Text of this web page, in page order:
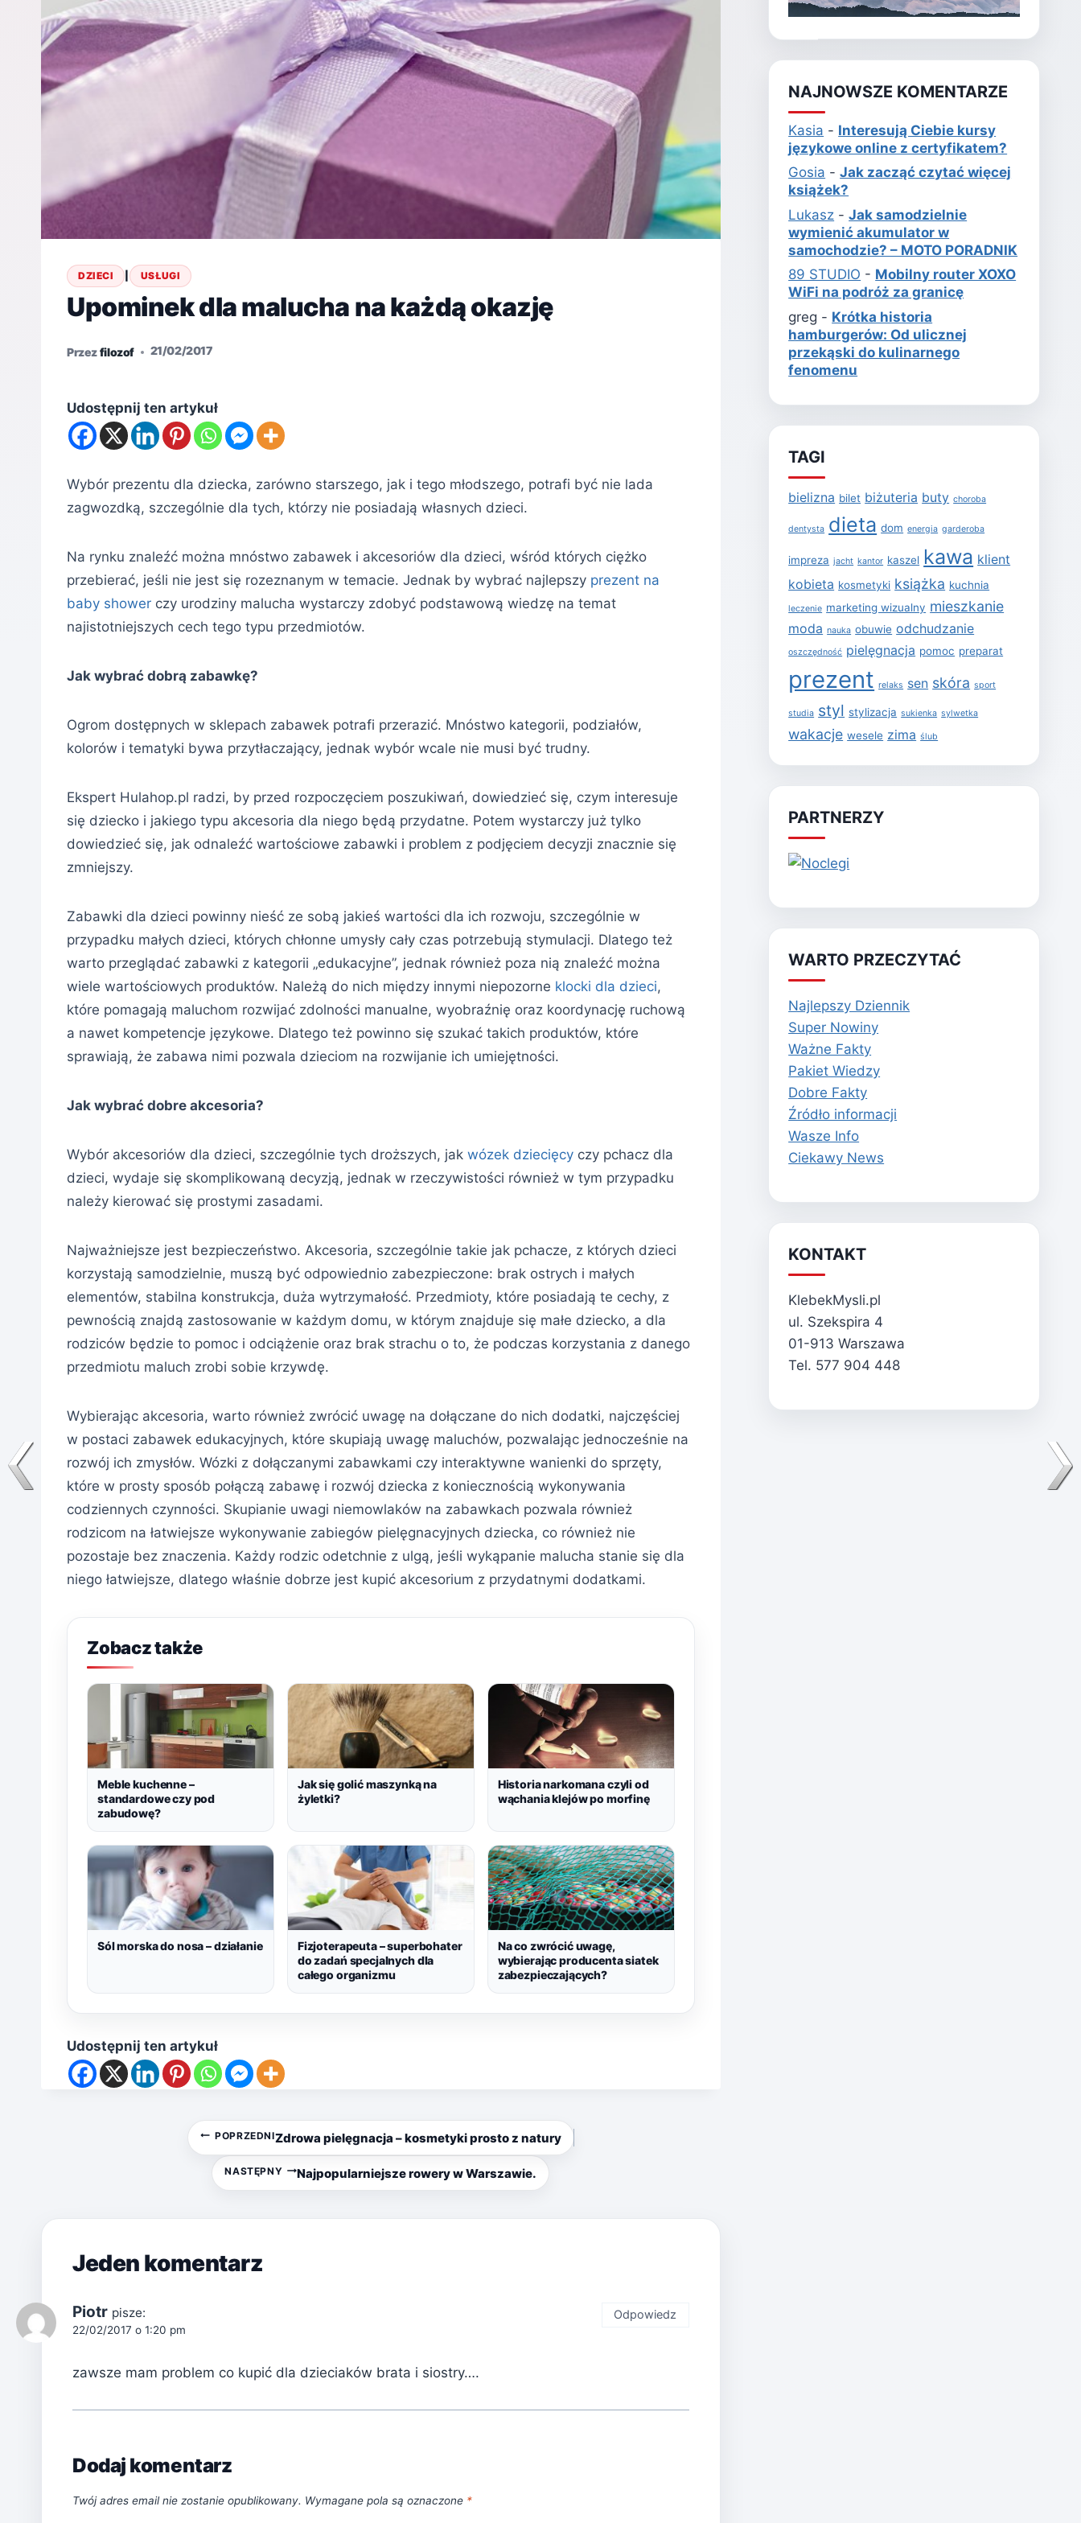
DZIECI USŁUGI
Upominek dla malucha na każdą okazję
Przezfilozof 21/02/2017
Udostępnij ten artykuł
Wybór prezentu dla dziecka, zarówno starszego, jak i tego młodszego, potrafi być nie lada
zagwozdką, szczególnie dla tych, którzy nie posiadają własnych dzieci.
Na rynku znaleźć można mnóstwo zabawek i akcesoriów dla dzieci, wśród których ciężko
przebierać, jeśli nie jest się rozeznanym w temacie. Jednak by wybrać najlepszy prezent na
baby shower czy urodziny malucha wystarczy zdobyć podstawową wiedzę na temat
najistotniejszych cech tego typu przedmiotów.
Jak wybrać dobrą zabawkę?
Ogrom dostępnych w sklepach zabawek potrafi przerazić. Mnóstwo kategorii, podziałów,
kolorów i tematyki bywa przytłaczający, jednak wybór wcale nie musi być trudny.
Ekspert Hulahop.pl radzi, by przed rozpoczęciem poszukiwań, dowiedzieć się, czym interesuje
się dziecko i jakiego typu akcesoria dla niego będą przydatne. Potem wystarczy już tylko
dowiedzieć się, jak odnaleźć wartościowe zabawki i problem z podjęciem decyzji znacznie się
zmniejszy.
Zabawki dla dzieci powinny nieść ze sobą jakieś wartości dla ich rozwoju, szczególnie w
przypadku małych dzieci, których chłonne umysły cały czas potrzebują stymulacji. Dlatego też
warto przeglądać zabawki z kategorii „edukacyjne”, jednak również poza nią znaleźć można
wiele wartościowych produktów. Należą do nich między innymi niepozorne klocki dla dzieci,
które pomagają maluchom rozwijać zdolności manualne, wyobraźnię oraz koordynację ruchową
a nawet kompetencje językowe. Dlatego też powinno się szukać takich produktów, które
sprawiają, że zabawa nimi pozwala dzieciom na rozwijanie ich umiejętności.
Jak wybrać dobre akcesoria?
Wybór akcesoriów dla dzieci, szczególnie tych droższych, jak wózek dziecięcy czy pchacz dla
dzieci, wydaje się skomplikowaną decyzją, jednak w rzeczywistości również w tym przypadku
należy kierować się prostymi zasadami.
Najważniejsze jest bezpieczeństwo. Akcesoria, szczególnie takie jak pchacze, z których dzieci
korzystają samodzielnie, muszą być odpowiednio zabezpieczone: brak ostrych i małych
elementów, stabilna konstrukcja, duża wytrzymałość. Przedmioty, które posiadają te cechy, z
pewnością znajdą zastosowanie w każdym domu, w którym znajduje się małe dziecko, a dla
rodziców będzie to pomoc i odciążenie oraz brak strachu o to, że podczas korzystania z danego
przedmiotu maluch zrobi sobie krzywdę.
Wybierając akcesoria, warto również zwrócić uwagę na dołączane do nich dodatki, najczęściej
w postaci zabawek edukacyjnych, które skupiają uwagę maluchów, pozwalając jednocześnie na
rozwój ich zmysłów. Wózki z dołączanymi zabawkami czy interaktywne wanienki do sprzęty,
które w prosty sposób połączą zabawę i rozwój dziecka z koniecznością wykonywania
codziennych czynności. Skupianie uwagi niemowlaków na zabawkach pozwala również
rodzicom na łatwiejsze wykonywanie zabiegów pielęgnacyjnych dziecka, co również nie
pozostaje bez znaczenia. Każdy rodzic odetchnie z ulgą, jeśli wykąpanie malucha stanie się dla
niego łatwiejsze, dlatego właśnie dobrze jest kupić akcesorium z przydatnymi dodatkami.
Zobacz także
Meble kuchenne –
standardowe czy pod
zabudowę?
Jak się golić maszynką na
żyletki?
Historia narkomana czyli od
wąchania klejów po morfinę
Sól morska do nosa – działanie
Fizjoterapeuta – superbohater
do zadań specjalnych dla
całego organizmu
Na co zwrócić uwagę,
wybierając producenta siatek
zabezpieczających?
Udostępnij ten artykuł
POPRZEDNIZdrowa pielęgnacja – kosmetyki prosto z natury
NASTĘPNY Najpopularniejsze rowery w Warszawie.
Jeden komentarz
Piotr pisze:
22/02/2017 o 1:20 pm
zawsze mam problem co kupić dla dzieciaków brata i siostry….
Odpowiedz
Dodaj komentarz
Twój adres email nie zostanie opublikowany. Wymagane pola są oznaczone *
NAJNOWSZE KOMENTARZE
Kasia - Interesują Ciebie kursy
językowe online z certyfikatem?
Gosia -Jak zacząć czytać więcej
książek?
Lukasz -Jak samodzielnie
wymienić akumulator w
samochodzie? – MOTO PORADNIK
89 STUDIO - Mobilny router XOXO
WiFi na podróż za granicę
greg - Krótka historia
hamburgerów: Od ulicznej
przekąski do kulinarnego
fenomenu
TAGI
bielizna bilet biżuteria buty choroba
dentysta dieta dom energia garderoba
impreza jacht kantor kaszel kawa klient
kobieta kosmetyki książka kuchnia
leczenie marketing wizualny mieszkanie
moda nauka obuwie odchudzanie
oszczędność pielęgnacja pomoc preparat
prezent relaks sen skóra sport
studia styl stylizacja sukienka sylwetka
wakacje wesele zima ślub
PARTNERZY
WARTO PRZECZYTAĆ
Najlepszy Dziennik
Super Nowiny
Ważne Fakty
Pakiet Wiedzy
Dobre Fakty
Źródło informacji
Wasze Info
Ciekawy News
KONTAKT
KlebekMysli.pl
ul. Szekspira 4
01-913 Warszawa
Tel. 577 904 448